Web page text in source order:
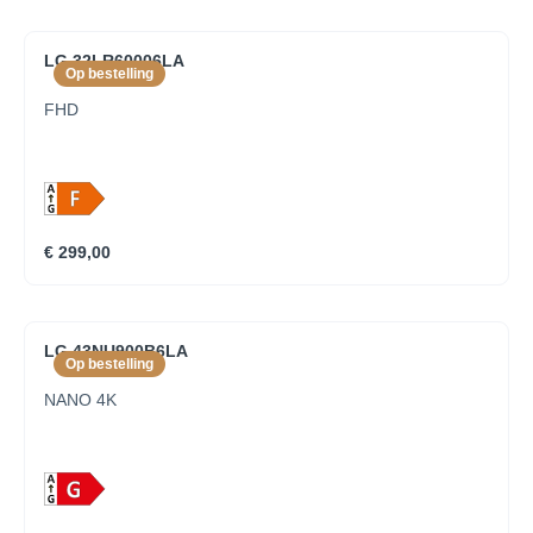
Op bestelling
LG 32LR60006LA
FHD
€ 299,00
Op bestelling
LG 43NU900B6LA
NANO 4K